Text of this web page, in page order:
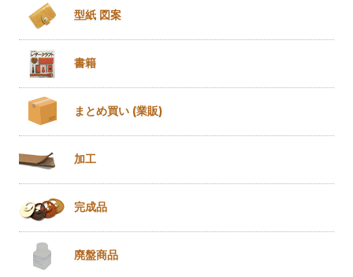
型紙 図案
書籍
まとめ買い (業販)
加工
完成品
廃盤商品